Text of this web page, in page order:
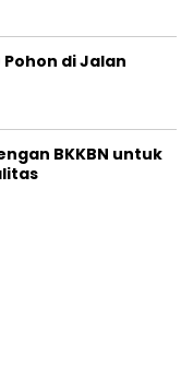
Pohon di Jalan
BKKBN untuk